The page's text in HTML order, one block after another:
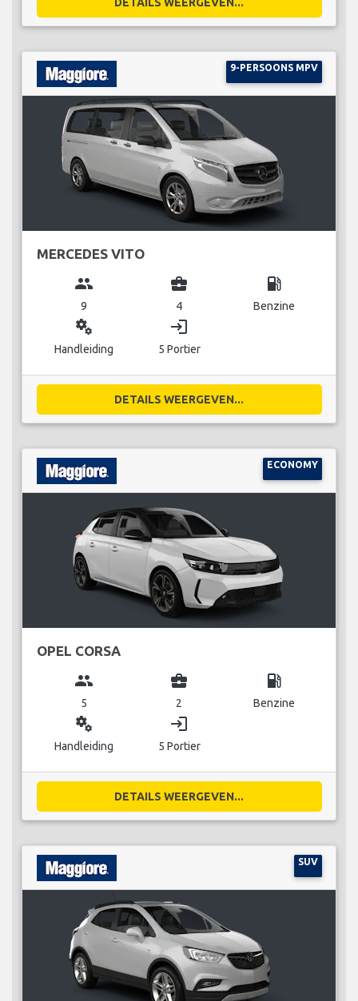
9-PERSOONS MPV
MERCEDES VITO
group
9
business_center
4
local_gas_station
Benzine
miscellaneous_services
Handleiding
login
5 Portier
DETAILS WEERGEVEN...
ECONOMY
OPEL CORSA
group
5
business_center
2
local_gas_station
Benzine
miscellaneous_services
Handleiding
login
5 Portier
DETAILS WEERGEVEN...
SUV